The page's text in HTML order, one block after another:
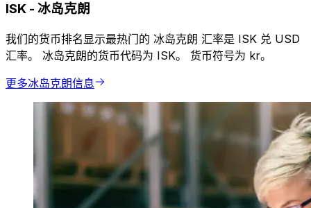
ISK - 冰岛克朗
我们的货币排名显示最热门的 冰岛克朗 汇率是 ISK 兑 USD
汇率。 冰岛克朗的货币代码为 ISK。 货币符号为 kr。
更多冰岛克朗信息